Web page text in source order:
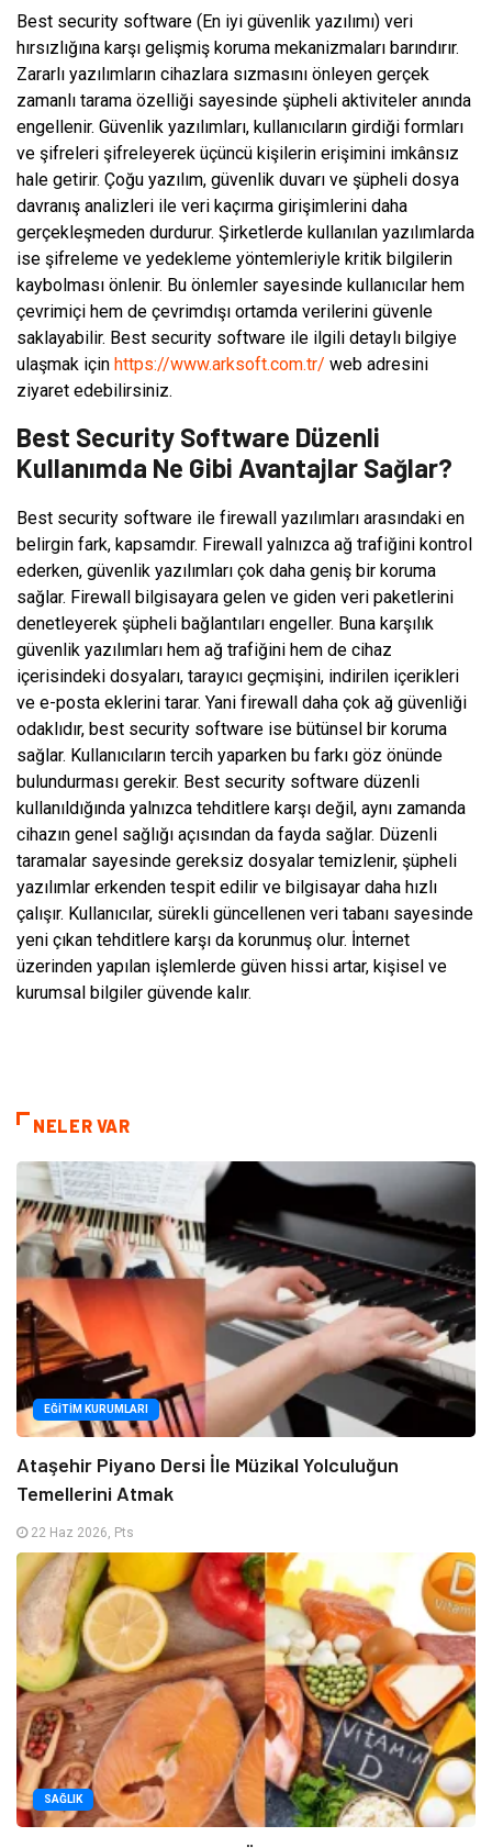
Best security software (En iyi güvenlik yazılımı) veri
hırsızlığına karşı gelişmiş koruma mekanizmaları barındırır.
Zararlı yazılımların cihazlara sızmasını önleyen gerçek
zamanlı tarama özelliği sayesinde şüpheli aktiviteler anında
engellenir. Güvenlik yazılımları, kullanıcıların girdiği formları
ve şifreleri şifreleyerek üçüncü kişilerin erişimini imkânsız
hale getirir. Çoğu yazılım, güvenlik duvarı ve şüpheli dosya
davranış analizleri ile veri kaçırma girişimlerini daha
gerçekleşmeden durdurur. Şirketlerde kullanılan yazılımlarda
ise şifreleme ve yedekleme yöntemleriyle kritik bilgilerin
kaybolması önlenir. Bu önlemler sayesinde kullanıcılar hem
çevrimiçi hem de çevrimdışı ortamda verilerini güvenle
saklayabilir. Best security software ile ilgili detaylı bilgiye
ulaşmak için https://www.arksoft.com.tr/ web adresini
ziyaret edebilirsiniz.
Best Security Software Düzenli
Kullanımda Ne Gibi Avantajlar Sağlar?
Best security software ile firewall yazılımları arasındaki en
belirgin fark, kapsamdır. Firewall yalnızca ağ trafiğini kontrol
ederken, güvenlik yazılımları çok daha geniş bir koruma
sağlar. Firewall bilgisayara gelen ve giden veri paketlerini
denetleyerek şüpheli bağlantıları engeller. Buna karşılık
güvenlik yazılımları hem ağ trafiğini hem de cihaz
içerisindeki dosyaları, tarayıcı geçmişini, indirilen içerikleri
ve e-posta eklerini tarar. Yani firewall daha çok ağ güvenliği
odaklıdır, best security software ise bütünsel bir koruma
sağlar. Kullanıcıların tercih yaparken bu farkı göz önünde
bulundurması gerekir. Best security software düzenli
kullanıldığında yalnızca tehditlere karşı değil, aynı zamanda
cihazın genel sağlığı açısından da fayda sağlar. Düzenli
taramalar sayesinde gereksiz dosyalar temizlenir, şüpheli
yazılımlar erkenden tespit edilir ve bilgisayar daha hızlı
çalışır. Kullanıcılar, sürekli güncellenen veri tabanı sayesinde
yeni çıkan tehditlere karşı da korunmuş olur. İnternet
üzerinden yapılan işlemlerde güven hissi artar, kişisel ve
kurumsal bilgiler güvende kalır.
NELER VAR
EĞITIM KURUMLARI
Ataşehir Piyano Dersi İle Müzikal Yolculuğun
Temellerini Atmak
22 Haz 2026, Pts
SAĞLIK